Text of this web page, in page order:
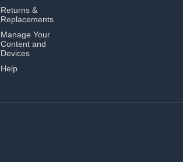
Returns &
Replacements
Manage Your
Content and
Devices
Help